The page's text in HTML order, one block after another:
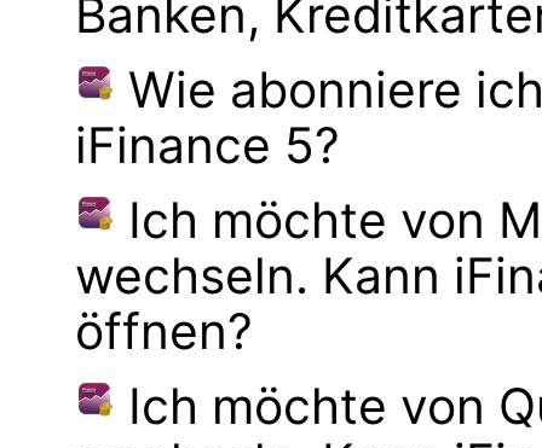
Banken,
Wie abonniere
iFinance 5?
Ich möchte von
wechseln. Kann
öffnen?
Ich möchte von